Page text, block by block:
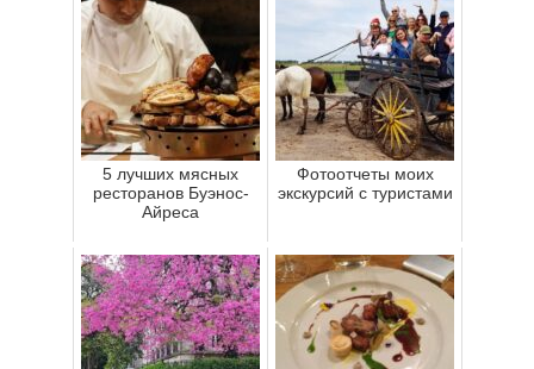
5 лучших мясных
ресторанов Буэнос-
Айреса
Фотоотчеты моих
экскурсий с туристами